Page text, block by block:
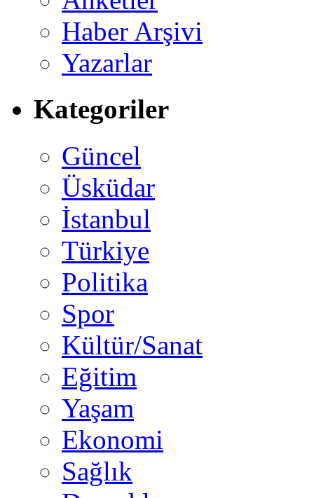
Haber Arşivi
Yazarlar
Kategoriler
Güncel
Üsküdar
İstanbul
Türkiye
Politika
Spor
Kültür/Sanat
Eğitim
Yaşam
Ekonomi
Sağlık